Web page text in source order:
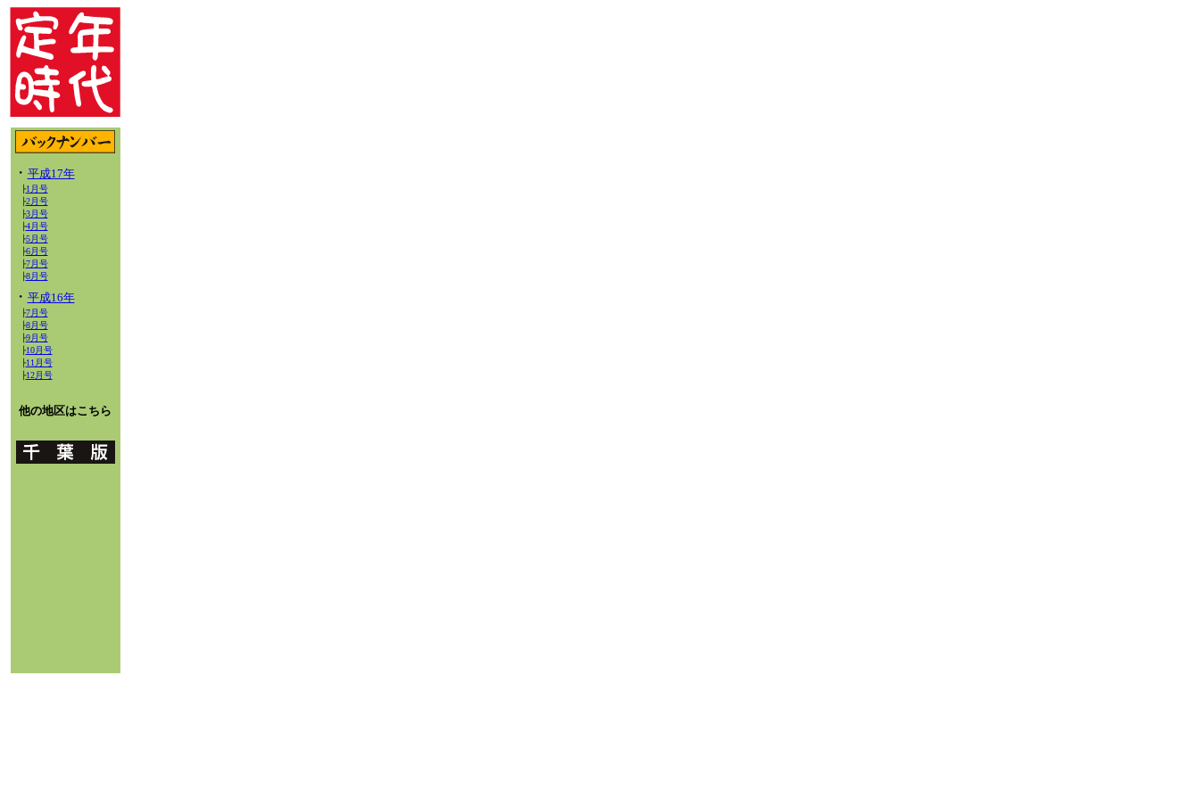
・ 平成17年
├1月号
├2月号
├3月号
├4月号
├5月号
├6月号
├7月号
├8月号
・ 平成16年
├7月号
├8月号
├9月号
├10月号
├11月号
├12月号
他の地区はこちら